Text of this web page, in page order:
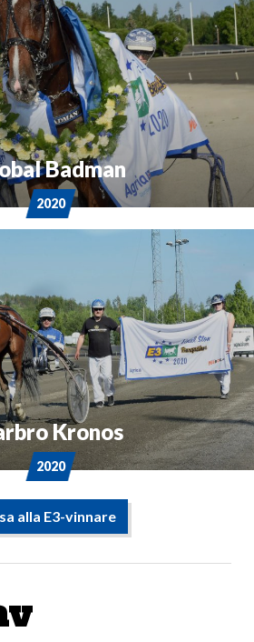
2020
Badman
2020
Kronos
alla E3-vinnare